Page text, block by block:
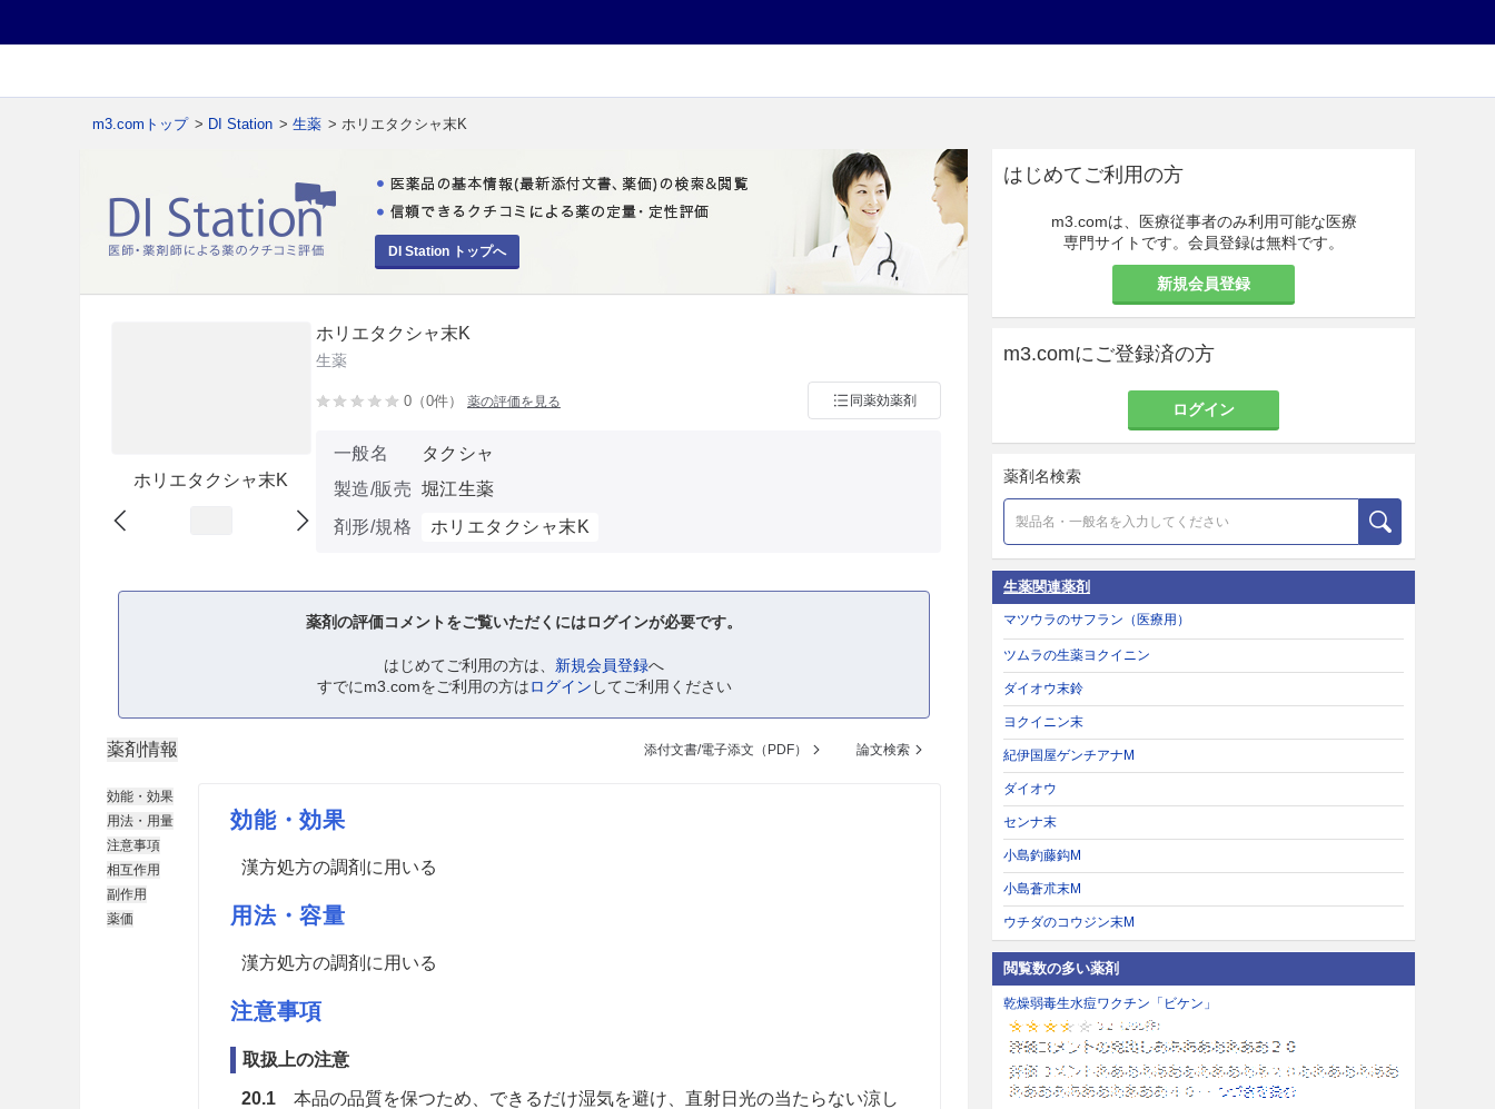
m3.comトップ > DI Station > 生薬 > ホリエタクシャ末K
DI Station トップへ
ホリエタクシャ末K
ホリエタクシャ末K
生薬
0（0件） 薬の評価を見る 同薬効薬剤
一般名
タクシャ
製造/販売 堀江生薬
剤形/規格
ホリエタクシャ末K
薬剤の評価コメントをご覧いただくにはログインが必要です。
はじめてご利用の方は、 新規会員登録へ
すでにm3.comをご利用の方はログイン してご利用ください
薬剤情報 添付文書/電子添文（PDF） 論文検索
効能・効果
用法・用量
注意事項
相互作用
副作用
薬価
効能・効果
漢方処方の調剤に用いる
用法・容量
漢方処方の調剤に用いる
注意事項
取扱上の注意
20.1本品の品質を保つため、できるだけ湿気を避け、直射日光の当たらない涼し
はじめてご利用の方
m3.comは、医療従事者のみ利用可能な医療
専門サイトです。会員登録は無料です。
新規会員登録
m3.comにご登録済の方
ログイン
薬剤名検索
生薬関連薬剤
マツウラのサフラン（医療用）
ツムラの生薬ヨクイニン
ダイオウ末鈴
ヨクイニン末
紀伊国屋ゲンチアナM
ダイオウ
センナ末
小島釣藤鈎M
小島蒼朮末M
ウチダのコウジン末M
閲覧数の多い薬剤
乾燥弱毒生水痘ワクチン「ビケン」